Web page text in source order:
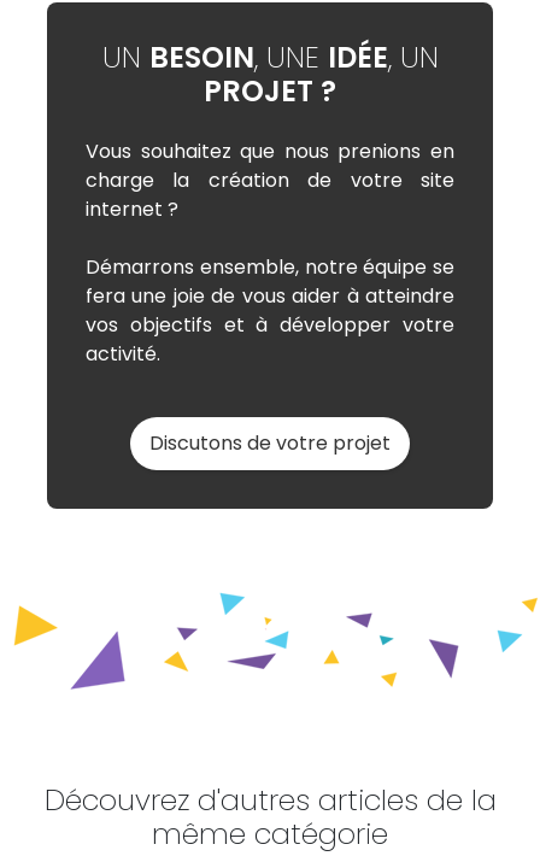
UN BESOIN, UNE IDÉE, UN
PROJET ?
Vous souhaitez que nous prenions en
charge la création de votre site
internet ?
Démarrons ensemble, notre équipe se
fera une joie de vous aider à atteindre
vos objectifs et à développer votre
activité.
Discutons de votre projet
Découvrez d'autres articles de la
même catégorie